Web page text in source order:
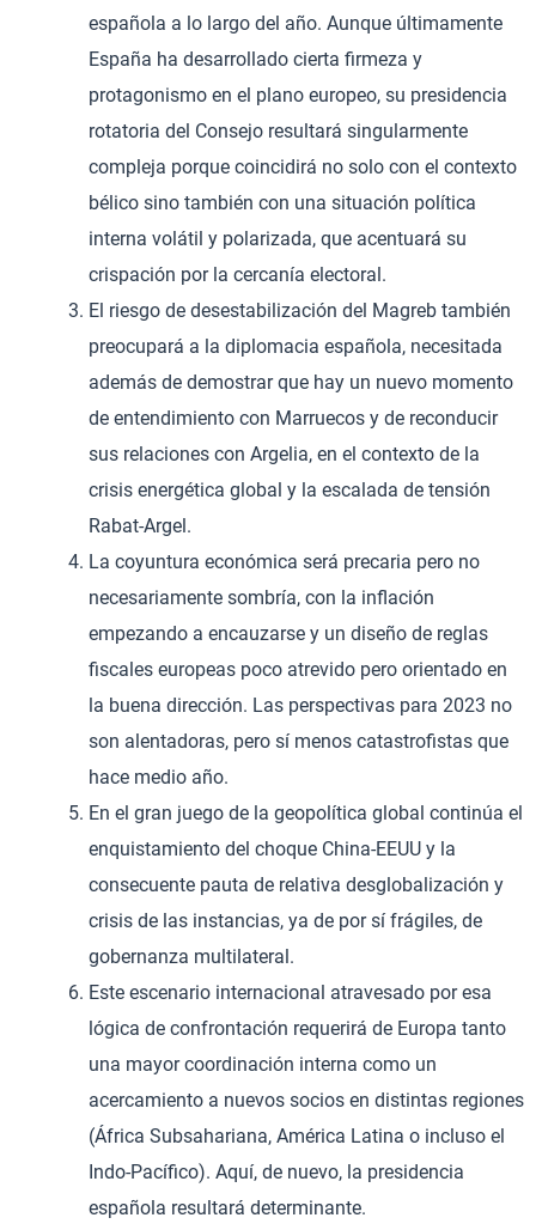
española a lo largo del año. Aunque últimamente
España ha desarrollado cierta firmeza y
protagonismo en el plano europeo, su presidencia
rotatoria del Consejo resultará singularmente
compleja porque coincidirá no solo con el contexto
bélico sino también con una situación política
interna volátil y polarizada, que acentuará su
crispación por la cercanía electoral.
El riesgo de desestabilización del Magreb también
preocupará a la diplomacia española, necesitada
además de demostrar que hay un nuevo momento
de entendimiento con Marruecos y de reconducir
sus relaciones con Argelia, en el contexto de la
crisis energética global y la escalada de tensión
Rabat-Argel.
La coyuntura económica será precaria pero no
necesariamente sombría, con la inflación
empezando a encauzarse y un diseño de reglas
fiscales europeas poco atrevido pero orientado en
la buena dirección. Las perspectivas para 2023 no
son alentadoras, pero sí menos catastrofistas que
hace medio año.
En el gran juego de la geopolítica global continúa el
enquistamiento del choque China-EEUU y la
consecuente pauta de relativa desglobalización y
crisis de las instancias, ya de por sí frágiles, de
gobernanza multilateral.
Este escenario internacional atravesado por esa
lógica de confrontación requerirá de Europa tanto
una mayor coordinación interna como un
acercamiento a nuevos socios en distintas regiones
(África Subsahariana, América Latina o incluso el
Indo-Pacífico). Aquí, de nuevo, la presidencia
española resultará determinante.